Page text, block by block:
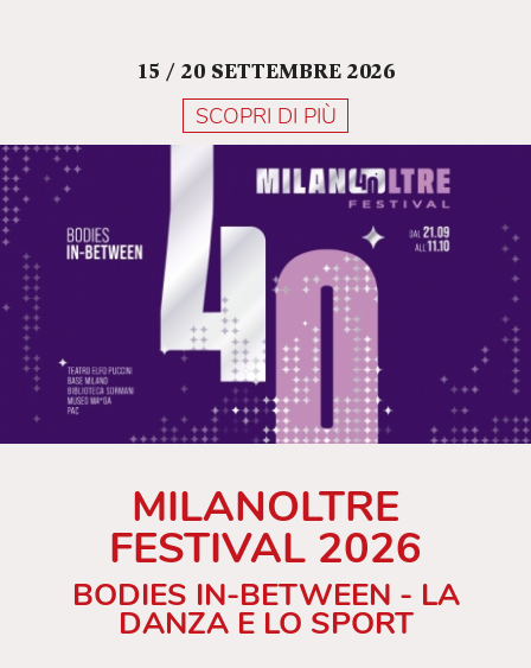
15 / 20 SETTEMBRE 2026
SCOPRI DI PIÙ
MILANOLTRE
FESTIVAL 2026
BODIES IN-BETWEEN - LA
DANZA E LO SPORT